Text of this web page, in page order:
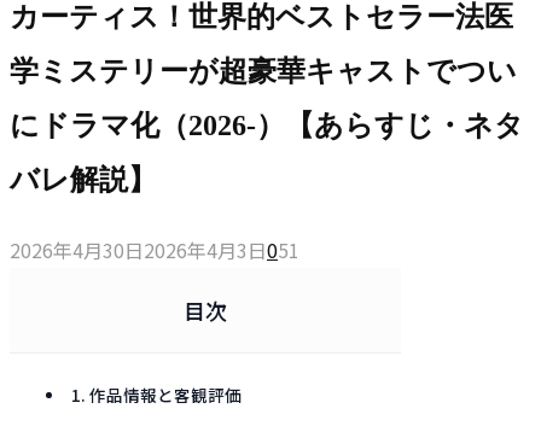
カーティス！世界的ベストセラー法医
学ミステリーが超豪華キャストでつい
にドラマ化（2026-）【あらすじ・ネタ
バレ解説】
2026年4月30日2026年4月3日051
目次
1. 作品情報と客観評価